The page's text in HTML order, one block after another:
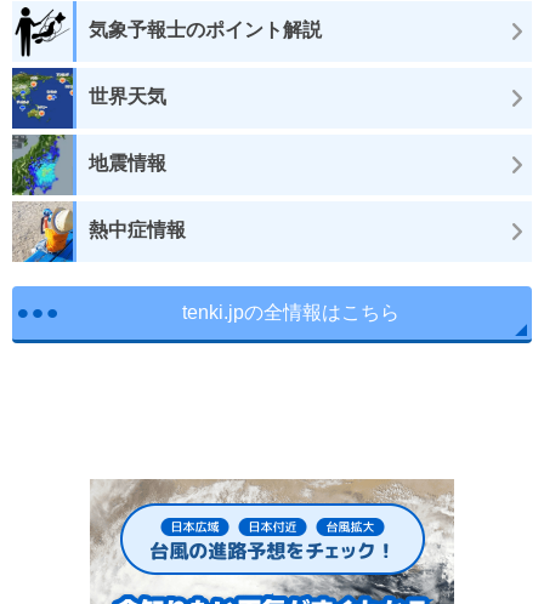
気象予報士のポイント解説
世界天気
地震情報
熱中症情報
tenki.jpの全情報はこちら